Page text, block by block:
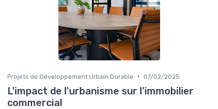
Projets de Développement Urbain Durable • 07/02/2025
L'impact de l'urbanisme sur l'immobilier
commercial